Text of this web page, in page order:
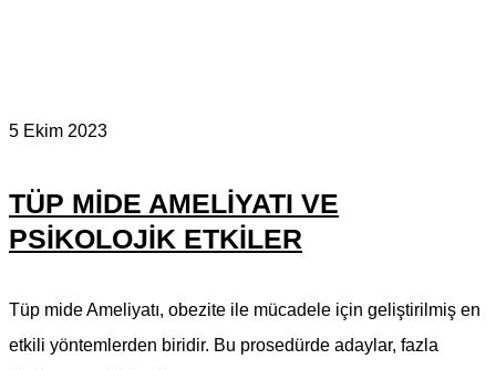
5 Ekim 2023
TÜP MIDE AMELIYATI VE
PSIKOLOJIK ETKILER
Tüp mide Ameliyatı, obezite ile mücadele için geliştirilmiş en
etkili yöntemlerden biridir. Bu prosedürde adaylar, fazla